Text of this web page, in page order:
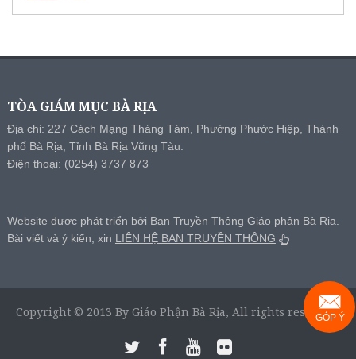
TÒA GIÁM MỤC BÀ RỊA
Địa chỉ: 227 Cách Mạng Tháng Tám, Phường Phước Hiệp, Thành
phố Bà Rịa, Tỉnh Bà Rịa Vũng Tàu.
Điện thoại: (0254) 3737 873
Website được phát triển bởi Ban Truyền Thông Giáo phận Bà Rịa.
Bài viết và ý kiến, xin LIÊN HỆ BAN TRUYỀN THÔNG
Copyright © 2013 By Giáo Phận Bà Rịa, All rights reserved.
GÓP Ý